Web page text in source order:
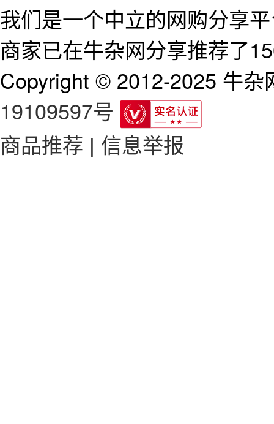
我们是一个中立的网购分享
商家已在牛杂网分享推荐了
Copyright © 2012-2025 牛
19109597号
商品推荐 | 信息举报